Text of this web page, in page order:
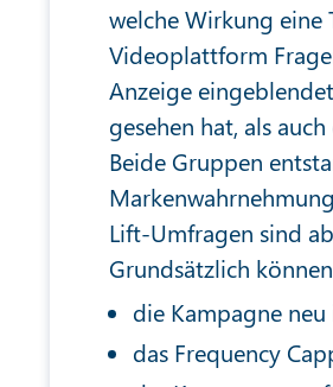
welche Wirkung eine
Videoplattform
Anzeige
gesehen hat, als
Beide Gruppen
Lift-Umfragen sind
Grundsätzlich
die Kampagne
das Frequency